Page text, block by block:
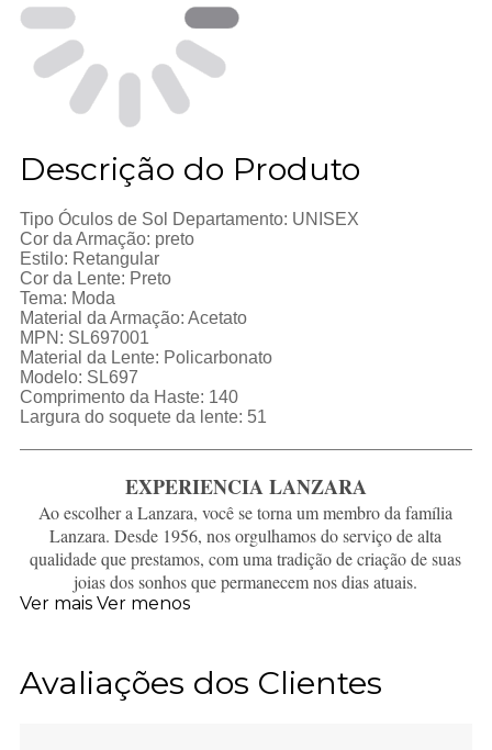
Descrição do Produto
Tipo Óculos de Sol Departamento: UNISEX
Cor da Armação: preto
Estilo: Retangular
Cor da Lente: Preto
Tema: Moda
Material da Armação: Acetato
MPN: SL697001
Material da Lente: Policarbonato
Modelo: SL697
Comprimento da Haste: 140
Largura do soquete da lente: 51
EXPERIENCIA LANZARA
Ao escolher a Lanzara, você se torna um membro da família
Lanzara. Desde 1956, nos orgulhamos do serviço de alta
qualidade que prestamos, com uma tradição de criação de suas
joias dos sonhos que permanecem nos dias atuais.
Ver mais Ver menos
Avaliações dos Clientes